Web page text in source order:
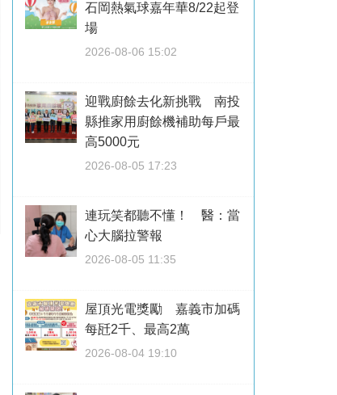
石岡熱氣球嘉年華8/22起登
場
2026-08-06 15:02
迎戰廚餘去化新挑戰 南投
縣推家用廚餘機補助每戶最
高5000元
2026-08-05 17:23
連玩笑都聽不懂！ 醫：當
心大腦拉警報
2026-08-05 11:35
屋頂光電獎勵 嘉義市加碼
每瓩2千、最高2萬
2026-08-04 19:10